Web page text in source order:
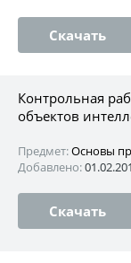
Скачать
Контрольная
объектов
Предмет:Основы
Добавлено:
Скачать